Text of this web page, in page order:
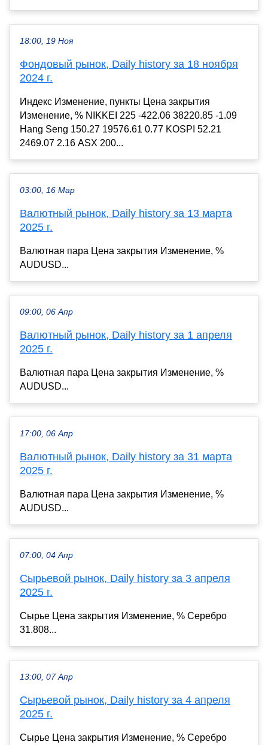
18:00, 19 Ноя
Фондовый рынок, Daily history за 18 ноября
2024 г.
Индекс Изменение, пункты Цена закрытия
Изменение, % NIKKEI 225 -422.06 38220.85 -1.09
Hang Seng 150.27 19576.61 0.77 KOSPI 52.21
2469.07 2.16 ASX 200...
03:00, 16 Мар
Валютный рынок, Daily history за 13 марта
2025 г.
Валютная пара Цена закрытия Изменение, %
AUDUSD...
09:00, 06 Апр
Валютный рынок, Daily history за 1 апреля
2025 г.
Валютная пара Цена закрытия Изменение, %
AUDUSD...
17:00, 06 Апр
Валютный рынок, Daily history за 31 марта
2025 г.
Валютная пара Цена закрытия Изменение, %
AUDUSD...
07:00, 04 Апр
Сырьевой рынок, Daily history за 3 апреля
2025 г.
Сырье Цена закрытия Изменение, % Серебро
31.808...
13:00, 07 Апр
Сырьевой рынок, Daily history за 4 апреля
2025 г.
Сырье Цена закрытия Изменение, % Серебро